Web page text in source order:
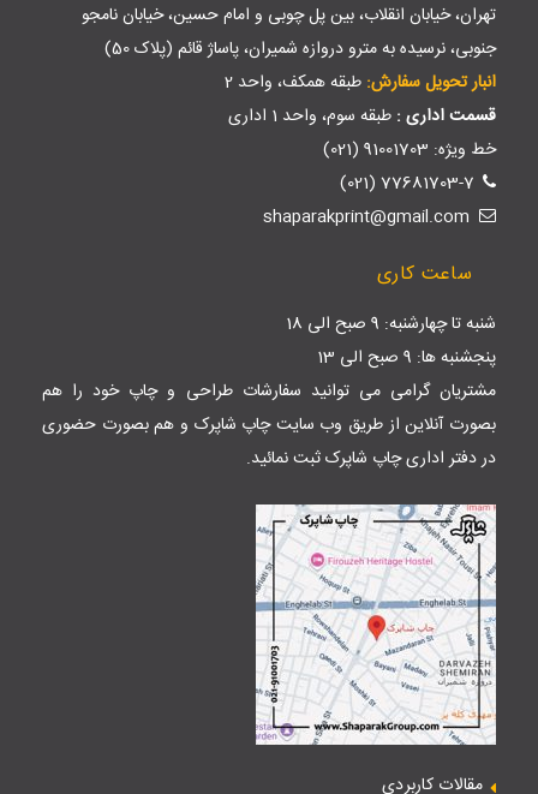
تهران، خیابان انقلاب، بین پل چوبی و امام حسین، خیابان نامجو
جنوبی، نرسیده به مترو دروازه شمیران، پاساژ قائم (پلاک 50)
انبار تحویل سفارش: طبقه همکف، واحد 2
قسمت اداری : طبقه سوم، واحد 1 اداری
خط ویژه: 91001703 (021)
77681703-7 (021)
ساعت کاری
شنبه تا چهارشنبه: 9 صبح الی 18
پنجشنبه ها: 9 صبح الی 13
مشتریان گرامی می توانید سفارشات طراحی و چاپ خود را هم
بصورت آنلاین از طریق وب سایتچاپ شاپرک و هم بصورت حضوری
در دفتر اداری چاپ شاپرک ثبت نمائید.
مقالات کاربردی